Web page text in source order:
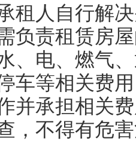
租人自行解
负责租赁房
、电、燃气
车等相关费
并承担相关
，不得有危